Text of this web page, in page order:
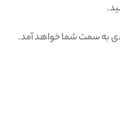
به سمت شما خواهد آمد.